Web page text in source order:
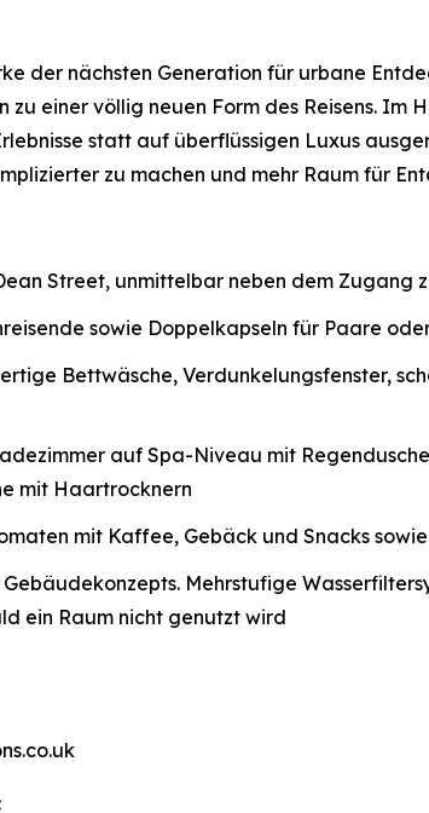
der nächsten Generation für urbane
einer völlig neuen Form des Reisens.
statt auf überflüssigen Luxus
zu machen und mehr Raum für
Street, unmittelbar neben dem Zugang
sowie Doppelkapseln für Paare
Bettwäsche, Verdunkelungsfenster,
auf Spa-Niveau mit
mit Haartrocknern
mit Kaffee, Gebäck und Snacks
Mehrstufige
ein Raum nicht genutzt wird